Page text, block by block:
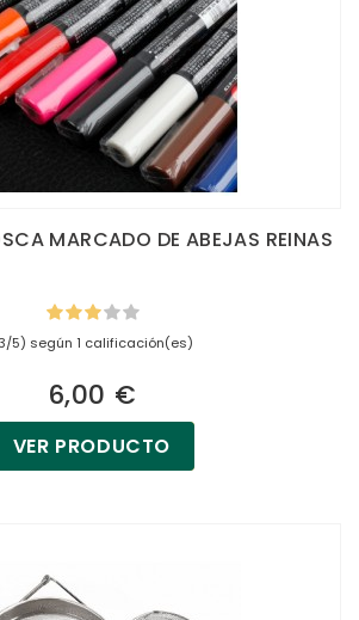
MARCADO DE ABEJAS REINAS
5) según 1 calificación(es)
6,00 €
VER PRODUCTO